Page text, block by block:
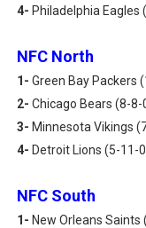
4- Philadelphia Eagles
NFC North
1- Green Bay Packers
2- Chicago Bears (8-8-
3- Minnesota Vikings
4- Detroit Lions (5-11-
NFC South
1- New Orleans Saints